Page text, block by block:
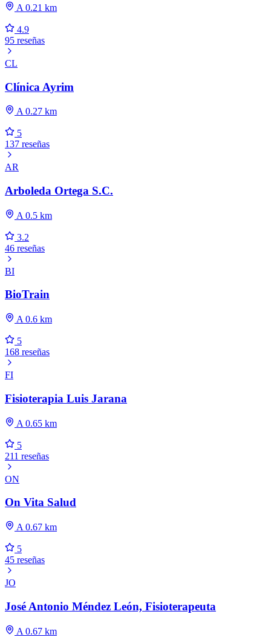
A 0.21 km
4.9
95 reseñas
CL
Clínica Ayrim
A 0.27 km
5
137 reseñas
AR
Arboleda Ortega S.C.
A 0.5 km
3.2
46 reseñas
BI
BioTrain
A 0.6 km
5
168 reseñas
FI
Fisioterapia Luis Jarana
A 0.65 km
5
211 reseñas
ON
On Vita Salud
A 0.67 km
5
45 reseñas
JO
José Antonio Méndez León, Fisioterapeuta
A 0.67 km